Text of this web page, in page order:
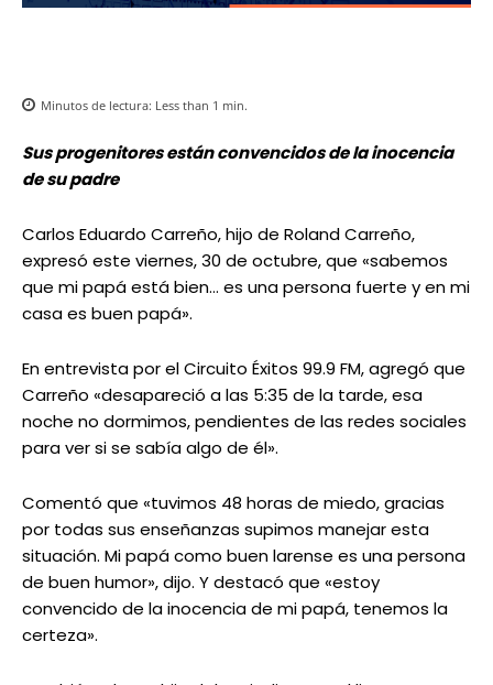
Minutos de lectura: Less than 1 min.
Sus progenitores están convencidos de la inocencia
de su padre
Carlos Eduardo Carreño, hijo de Roland Carreño,
expresó este viernes, 30 de octubre, que «sabemos
que mi papá está bien… es una persona fuerte y en mi
casa es buen papá».
En entrevista por el Circuito Éxitos 99.9 FM, agregó que
Carreño «desapareció a las 5:35 de la tarde, esa
noche no dormimos, pendientes de las redes sociales
para ver si se sabía algo de él».
Comentó que «tuvimos 48 horas de miedo, gracias
por todas sus enseñanzas supimos manejar esta
situación. Mi papá como buen larense es una persona
de buen humor», dijo. Y destacó que «estoy
convencido de la inocencia de mi papá, tenemos la
certeza».